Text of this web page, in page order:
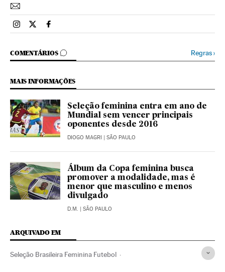
Esportes El País Brasil en Instagram
Esportes El País Brasil en Twitter
Esportes El País Brasil en Facebook
COMENTÁRIOS
COMENTÁRIOS Regras›
MAIS INFORMAÇÕES
Seleção feminina entra em ano de
Mundial sem vencer principais
oponentes desde 2016
DIOGO MAGRI | SÃO PAULO
Álbum da Copa feminina busca
promover a modalidade, mas é
menor que masculino e menos
divulgado
D.M. | SÃO PAULO
ARQUIVADO EM
Seleção Brasileira Feminina Futebol